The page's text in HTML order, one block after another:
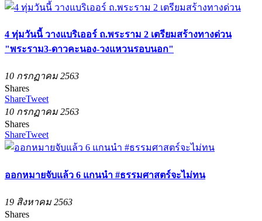
4 ทุ่มวันนี้ วางแบริเออร์ ถ.พระราม 2 เตรียมสร้างทางด่วน
"พระราม3-ดาวคะนอง-วงแหวนรอบนอก"
10 กรกฏาคม 2563
Shares
ShareTweet
10 กรกฏาคม 2563
Shares
ShareTweet
ออกหมายจับแล้ว 6 แกนนำ #ธรรมศาสตร์จะไม่ทน
19 สิงหาคม 2563
Shares